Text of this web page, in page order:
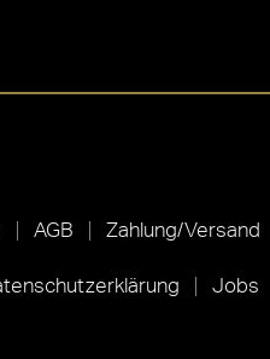
AGB Zahlung/Versand
Jobs